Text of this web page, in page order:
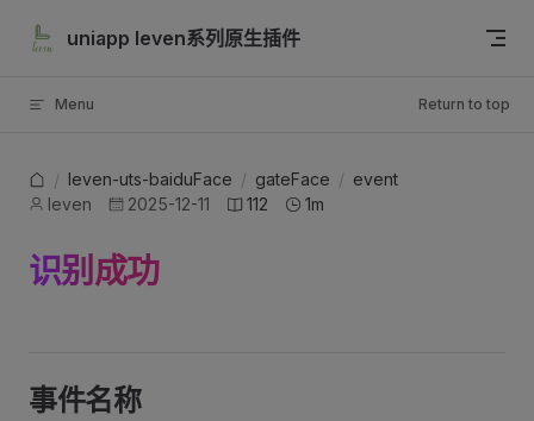
Skip to content
uniapp leven系列原生插件
Menu Return to top
/ leven-uts-baiduFace / gateFace / event
leven
2025-12-11 112 1m
识别成功
事件名称